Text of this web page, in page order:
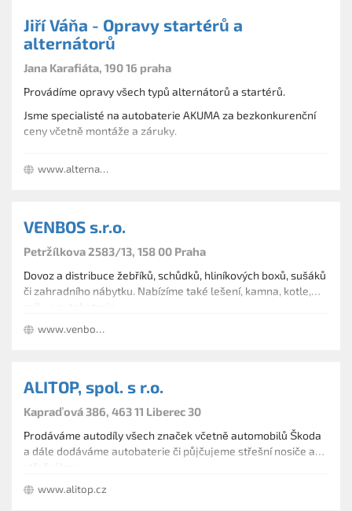
Jiří Váňa - Opravy startérů a
alternátorů
Jana Karafiáta, 190 16 praha
Provádíme opravy všech typů alternátorů a startérů.
Jsme specialisté na autobaterie AKUMA za bezkonkurenční
ceny včetně montáže a záruky.
www.alternatory-startery.cz
VENBOS s.r.o.
Petržílkova 2583/13, 158 00 Praha
Dovoz a distribuce žebříků, schůdků, hliníkových boxů, sušáků
či zahradního nábytku. Nabízíme také lešení, kamna, kotle,
www.venbos.cz
ALITOP, spol. s r.o.
Kapraďová 386, 463 11 Liberec 30
Prodáváme autodíly všech značek včetně automobilů Škoda
a dále dodáváme autobaterie či půjčujeme střešní nosiče a
www.alitop.cz